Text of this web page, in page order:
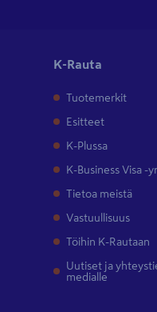
K-Rauta
Tuotemerkit
Esitteet
K-Plussa
K-Business Visa -
Tietoa meistä
Vastuullisuus
Töihin K-Rautaan
Uutiset ja
medialle